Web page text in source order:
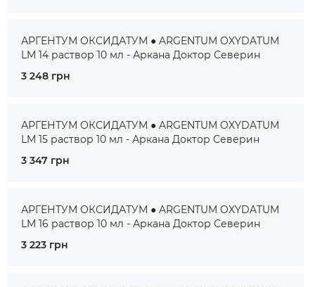
АРГЕНТУМ ОКСИДАТУМ ● ARGENTUM OXYDATUM
LM 14 раствор 10 мл - Аркана Доктор Северин
3 248 грн
АРГЕНТУМ ОКСИДАТУМ ● ARGENTUM OXYDATUM
LM 15 раствор 10 мл - Аркана Доктор Северин
3 347 грн
АРГЕНТУМ ОКСИДАТУМ ● ARGENTUM OXYDATUM
LM 16 раствор 10 мл - Аркана Доктор Северин
3 223 грн